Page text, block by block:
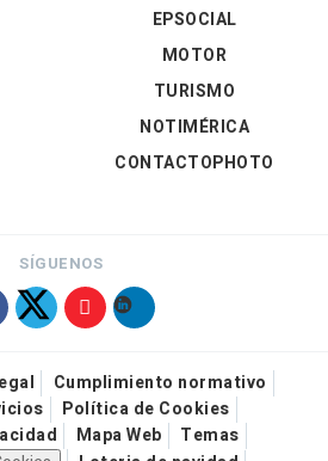
EPSOCIAL
MOTOR
TURISMO
NOTIMÉRICA
CONTACTOPHOTO
SÍGUENOS
Cumplimiento normativo
Política de Cookies
Mapa Web
Temas